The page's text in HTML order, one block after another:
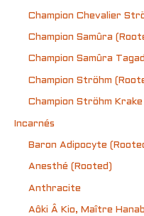
Champion Chevalier
Champion Samûra
Champion Samûra
Champion Ströhm
Champion Ströhm
Incarnés
Baron Adipocyte
Anesthé (Rooted)
Anthracite
Aôki Â Kio, Maître